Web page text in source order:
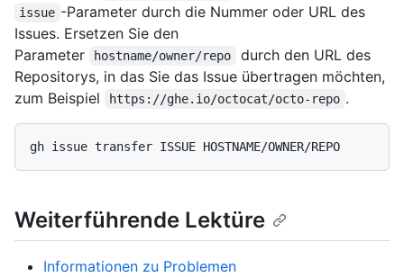
issue -Parameter durch die Nummer oder URL des
Issues. Ersetzen Sie den
Parameter
hostname/owner/repo
durch den URL des
Repositorys, in das Sie das Issue übertragen möchten,
zum Beispiel
https://ghe.io/octocat/octo-repo .
Weiterführende Lektüre
Informationen zu Problemen